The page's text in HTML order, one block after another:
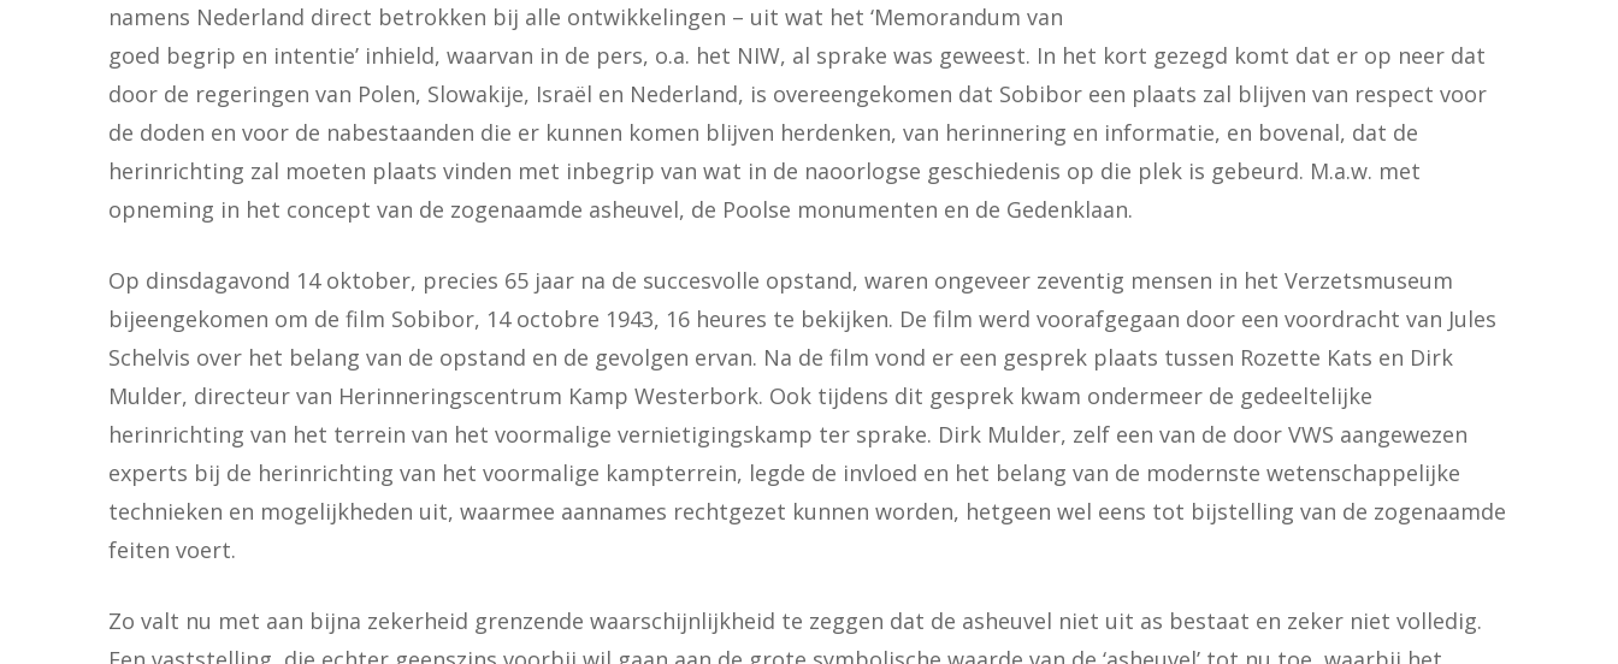
namens Nederland direct betrokken bij alle ontwikkelingen – uit wat het ‘Memorandum van
goed begrip en intentie’ inhield, waarvan in de pers, o.a. het NIW, al sprake was geweest. In het kort gezegd komt dat er op neer dat
door de regeringen van Polen, Slowakije, Israël en Nederland, is overeengekomen dat Sobibor een plaats zal blijven van respect voor
de doden en voor de nabestaanden die er kunnen komen blijven herdenken, van herinnering en informatie, en bovenal, dat de
herinrichting zal moeten plaats vinden met inbegrip van wat in de naoorlogse geschiedenis op die plek is gebeurd. M.a.w. met
opneming in het concept van de zogenaamde asheuvel, de Poolse monumenten en de Gedenklaan.
Op dinsdagavond 14 oktober, precies 65 jaar na de succesvolle opstand, waren ongeveer zeventig mensen in het Verzetsmuseum
bijeengekomen om de film Sobibor, 14 octobre 1943, 16 heures te bekijken. De film werd voorafgegaan door een voordracht van Jules
Schelvis over het belang van de opstand en de gevolgen ervan. Na de film vond er een gesprek plaats tussen Rozette Kats en Dirk
Mulder, directeur van Herinneringscentrum Kamp Westerbork. Ook tijdens dit gesprek kwam ondermeer de gedeeltelijke
herinrichting van het terrein van het voormalige vernietigingskamp ter sprake. Dirk Mulder, zelf een van de door VWS aangewezen
experts bij de herinrichting van het voormalige kampterrein, legde de invloed en het belang van de modernste wetenschappelijke
technieken en mogelijkheden uit, waarmee aannames rechtgezet kunnen worden, hetgeen wel eens tot bijstelling van de zogenaamde
feiten voert.
Zo valt nu met aan bijna zekerheid grenzende waarschijnlijkheid te zeggen dat de asheuvel niet uit as bestaat en zeker niet volledig.